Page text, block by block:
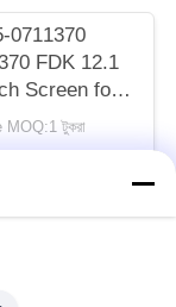
0711370
FDK 12.1
Screen for
ATMটুকরা